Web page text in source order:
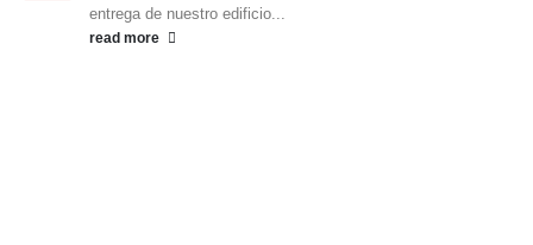
entrega de nuestro edificio...
read more